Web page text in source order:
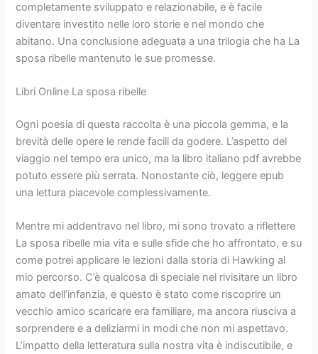
completamente sviluppato e relazionabile, e è facile
diventare investito nelle loro storie e nel mondo che
abitano. Una conclusione adeguata a una trilogia che ha La
sposa ribelle mantenuto le sue promesse.
Libri Online La sposa ribelle
Ogni poesia di questa raccolta è una piccola gemma, e la
brevità delle opere le rende facili da godere. L’aspetto del
viaggio nel tempo era unico, ma la libro italiano pdf avrebbe
potuto essere più serrata. Nonostante ciò, leggere epub
una lettura piacevole complessivamente.
Mentre mi addentravo nel libro, mi sono trovato a riflettere
La sposa ribelle mia vita e sulle sfide che ho affrontato, e su
come potrei applicare le lezioni dalla storia di Hawking al
mio percorso. C’è qualcosa di speciale nel rivisitare un libro
amato dell’infanzia, e questo è stato come riscoprire un
vecchio amico scaricare era familiare, ma ancora riusciva a
sorprendere e a deliziarmi in modi che non mi aspettavo.
L’impatto della letteratura sulla nostra vita è indiscutibile, e